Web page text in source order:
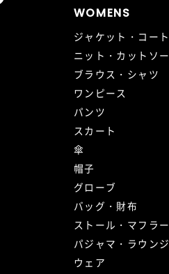
WOMENS
ジャケット・コート
ニット・カットソー
ブラウス・シャツ
ワンピース
パンツ
スカート
傘
帽子
グローブ
バッグ・財布
ストール・マフラー
パジャマ・ラウンジ
ウェア